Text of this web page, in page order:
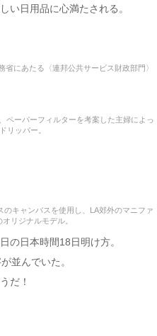
い日用品に心満たされる。
にあたる〈連邦公共サービス財政部門〉
ペーパーフィルターを考案した主婦によっ
リッパー。
のキャンバスを使用し、LA郊外のマニファ
リジナルモデル。
の日本時間18日明け方。
並んでいた。
だ！